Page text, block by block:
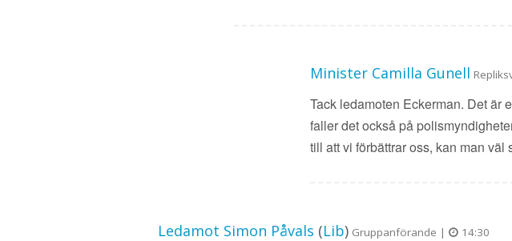
Minister Camilla Gunell
Tack ledamoten Eckerman. Det är
faller det också på
till att vi förbättrar oss, kan man
Ledamot Simon Påvals (Lib) Gruppanförande | 14:30